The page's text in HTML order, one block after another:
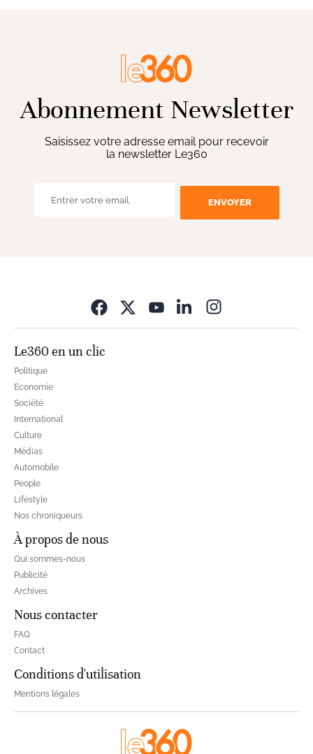
Abonnement Newsletter
Saisissez votre adresse email pour recevoir
la newsletter Le360
ENVOYER
Le360 en un clic
Politique
Economie
Société
International
Culture
Médias
Automobile
People
Lifestyle
Nos chroniqueurs
À propos de nous
Qui sommes-nous
Publicité
Archives
Nous contacter
FAQ
Contact
Conditions d'utilisation
Mentions légales